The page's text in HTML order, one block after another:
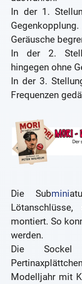
In der 1.
Geräusche
In der 2.
hingegen ohne
In der 3.
Frequenzen
Die Submini
montiert. So
werden.
Die
Modelljahr mit